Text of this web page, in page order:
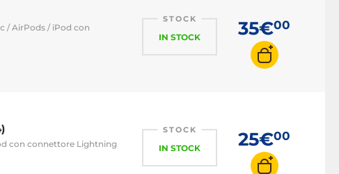
/ AirPods / iPod con
STOCK
IN STOCK 35€00
con connettore Lightning
STOCK
IN STOCK 25€00